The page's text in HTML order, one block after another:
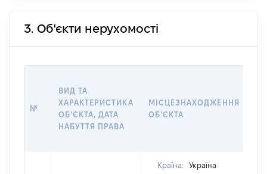
3. Об'єкти нерухомості
№
ВИД ТА
ХАРАКТЕРИСТИКА
ОБ’ЄКТА, ДАТА
НАБУТТЯ ПРАВА
МІСЦЕЗНАХОДЖЕННЯ
ОБ’ЄКТА
Країна:
Україна